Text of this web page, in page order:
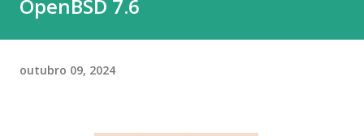
OpenBSD 7.6
outubro 09, 2024